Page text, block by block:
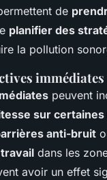
de
planifier des
la pollution
immédiates
peuvent
sur
anti-bruit
dans les
avoir un effet